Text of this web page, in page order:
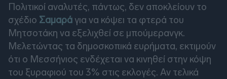
Πολιτικοί αναλυτές, πάντως, δεν αποκλείουν το
σχέδιο Σαμαρά για να κόψει τα φτερά του
Μητσοτάκη να εξελιχθεί σε μπούμερανγκ.
Μελετώντας τα δημοσκοπικά ευρήματα, εκτιμούν
ότι ο Μεσσήνιος ενδέχεται να κινηθεί στην κόψη
του ξυραφιού του 3% στις εκλογές. Αν τελικά